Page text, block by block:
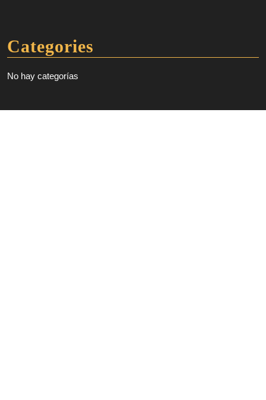
Categories
No hay categorías